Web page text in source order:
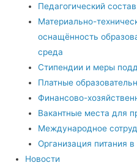
Педагогический состав
Материально-
оснащённость
среда
Стипендии и меры
Платные
Финансово-
Вакантные места для
Международное
Организация питания
Новости